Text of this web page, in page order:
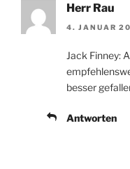
Herr Rau
4. JANUAR
Jack Finney:
besser
Antworten